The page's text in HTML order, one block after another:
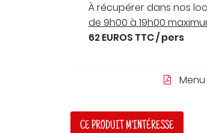
À récupérer dans nos
de 9h00 à 19h00
62 EUROS TTC / pers

CE PRODUIT M'INTÉRESSE